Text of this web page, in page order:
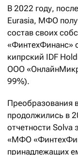
В 2022 году,
Eurasia, МФО
состав своих
«ФинтехФинанс»
кипрский IDF
ООО
99%).
Преобразования
продолжились в
отчетности Solva
«МФО
принадлежащих